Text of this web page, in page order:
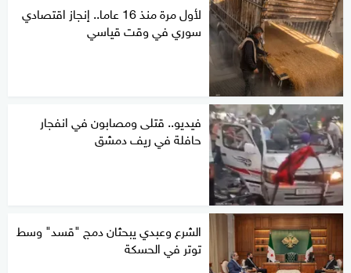
لأول مرة منذ 16 عاما.. إنجاز اقتصادي
سوري في وقت قياسي
فيديو.. قتلى ومصابون في انفجار
حافلة في ريف دمشق
الشرع وعبدي يبحثان دمج "قسد" وسط
توتر في الحسكة